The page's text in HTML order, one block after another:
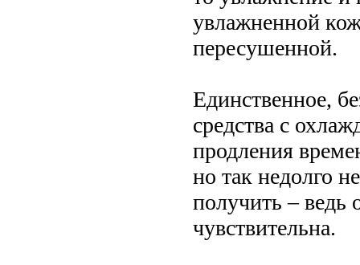
увлажненной
пересушенной.
Единственное,
средства с
продления
но так недолго
получить – ведь
чувствительна.